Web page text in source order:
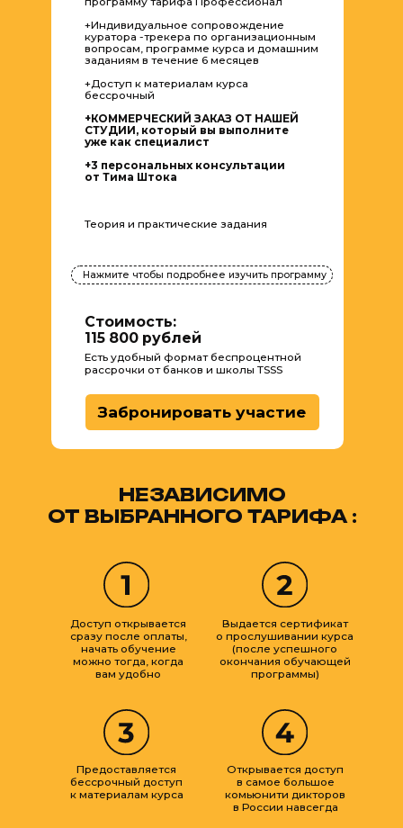
на телевидении, интернете
и для корпоративных клиентов
5 000+ часов озвучания
и более 100 практикующих выпускников
Напишите нам
и мы свяжемся с вами
в удобном для вас формате
ОСТАЛИСЬ ВОПРОСЫ?